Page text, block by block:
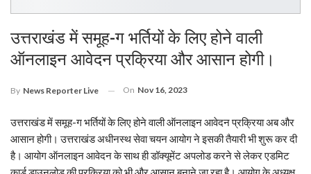
उत्तराखंड में समूह-ग भर्तियों के लिए होने वाली
ऑनलाइन आवेदन प्रक्रिया और आसान होगी।
By News Reporter Live On Nov 16, 2023
उत्तराखंड में समूह-ग भर्तियों के लिए होने वाली ऑनलाइन आवेदन प्रक्रिया अब और
आसान होगी। उत्तराखंड अधीनस्थ सेवा चयन आयोग ने इसकी तैयारी भी शुरू कर दी
है। आयोग ऑनलाइन आवेदन के साथ ही डॉक्यूमेंट अपलोड करने से लेकर एडमिट